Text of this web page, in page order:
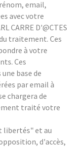
email,
avec votre
CARRE D'@CTES
traitement. Ces
à votre
Ces
base de
par email à
chargera de
traité votre
libertés" et au
d'accès,